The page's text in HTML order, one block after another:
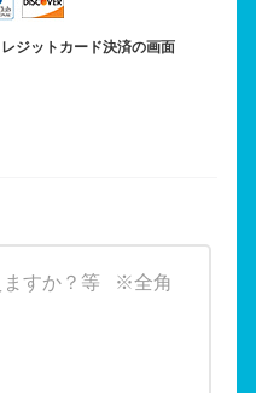
ジットカード決済の画面